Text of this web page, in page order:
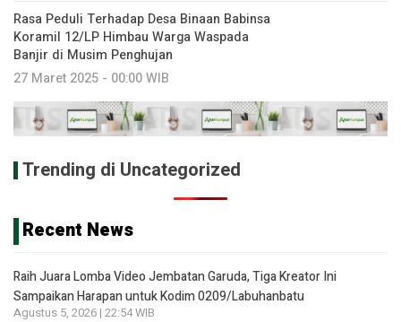
Rasa Peduli Terhadap Desa Binaan Babinsa
Koramil 12/LP Himbau Warga Waspada
Banjir di Musim Penghujan
27 Maret 2025 - 00:00 WIB
Trending di Uncategorized
Recent News
Raih Juara Lomba Video Jembatan Garuda, Tiga Kreator Ini
Sampaikan Harapan untuk Kodim 0209/Labuhanbatu
Agustus 5, 2026 | 22:54 WIB